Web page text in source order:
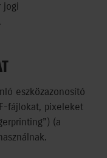
jogi
eszközazonosító
fájlokat, pixeleket
(a